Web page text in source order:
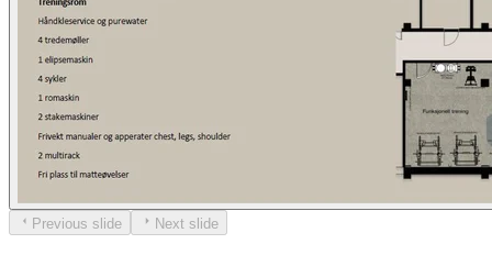
Previous slide Next slide